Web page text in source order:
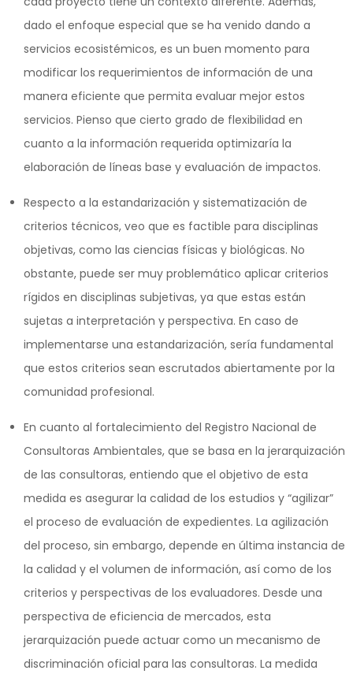
dado el enfoque especial que se ha venido dando a
servicios ecosistémicos, es un buen momento para
modificar los requerimientos de información de una
manera eficiente que permita evaluar mejor estos
servicios. Pienso que cierto grado de flexibilidad en
cuanto a la información requerida optimizaría la
elaboración de líneas base y evaluación de impactos.
Respecto a la estandarización y sistematización de
criterios técnicos, veo que es factible para disciplinas
objetivas, como las ciencias físicas y biológicas. No
obstante, puede ser muy problemático aplicar criterios
rígidos en disciplinas subjetivas, ya que estas están
sujetas a interpretación y perspectiva. En caso de
implementarse una estandarización, sería fundamental
que estos criterios sean escrutados abiertamente por la
comunidad profesional.
En cuanto al fortalecimiento del Registro Nacional de
Consultoras Ambientales, que se basa en la jerarquización
de las consultoras, entiendo que el objetivo de esta
medida es asegurar la calidad de los estudios y “agilizar”
el proceso de evaluación de expedientes. La agilización
del proceso, sin embargo, depende en última instancia de
la calidad y el volumen de información, así como de los
criterios y perspectivas de los evaluadores. Desde una
perspectiva de eficiencia de mercados, esta
jerarquización puede actuar como un mecanismo de
discriminación oficial para las consultoras. La medida